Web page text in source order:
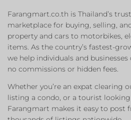
Farangmart.co.th is Thailand’s
marketplace for buying, selling,
property and cars to motorbikes,
items. As the country’s fastest-
we help individuals and
no commissions or hidden fees.
Whether you’re an expat clearing
listing a condo, or a tourist
Farangmart makes it easy to post